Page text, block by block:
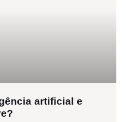
artificial e